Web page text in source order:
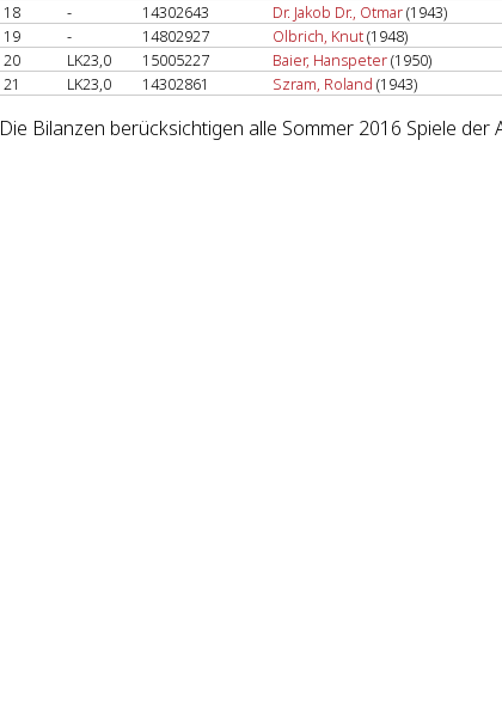
18
- 14302643 Dr. Jakob Dr., Otmar(1943)
19
- 14802927 Olbrich, Knut(1948)
20
LK23,0 15005227 Baier, Hanspeter(1950)
21
LK23,0 14302861 Szram, Roland (1943)
Die Bilanzen berücksichtigen alle Sommer 2016 Spiele der